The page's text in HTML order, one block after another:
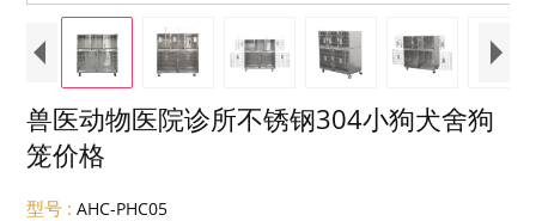
兽医动物医院诊所不锈钢304小狗犬舍狗
笼价格
型号 : AHC-PHC05